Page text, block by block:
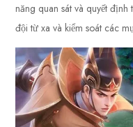
năng quan sát và quyết
đội từ xa và kiểm soát các